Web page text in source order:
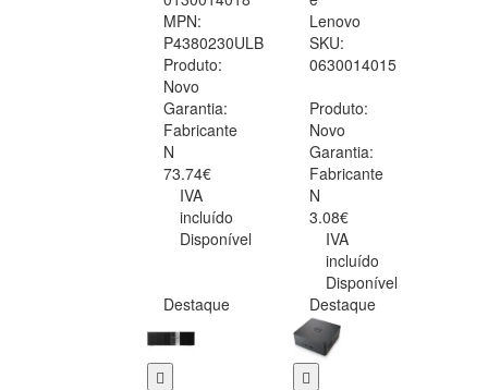
MPN:
P4380230ULB
Produto:
Novo
Garantia:
Fabricante
N
73.74€
IVA
incluído
Disponível
Lenovo
SKU:
0630014015
Produto:
Novo
Garantia:
Fabricante
N
3.08€
IVA
incluído
Disponível
Destaque
Destaque